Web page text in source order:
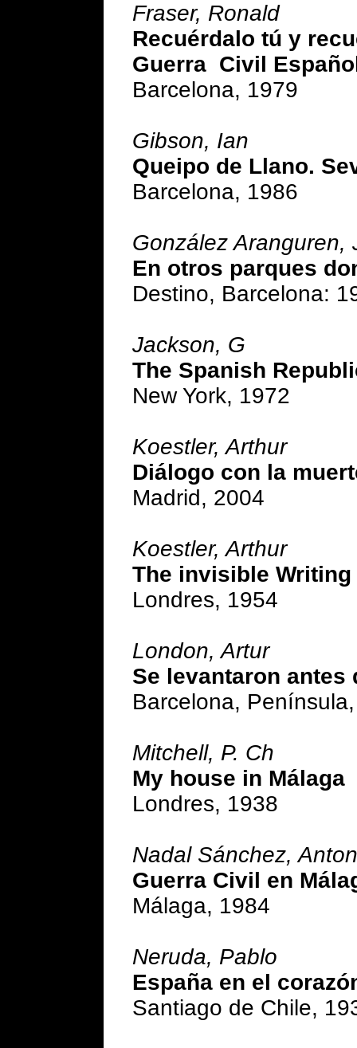
Fraser, Ronald
Recuérdalo tú y
Guerra Civil
Barcelona, 1979
Gibson, Ian
Queipo de Llano.
Barcelona, 1986
González Aranguren,
En otros parques
Destino, Barcelona:
Jackson, G
The Spanish
New York, 1972
Koestler, Arthur
Diálogo con la
Madrid, 2004
Koestler, Arthur
The invisible Writing
Londres, 1954
London, Artur
Se levantaron antes
Barcelona,
Mitchell, P. Ch
My house in Málaga
Londres, 1938
Nadal Sánchez,
Guerra Civil en
Málaga, 1984
Neruda, Pablo
España en el
Santiago de Chile,